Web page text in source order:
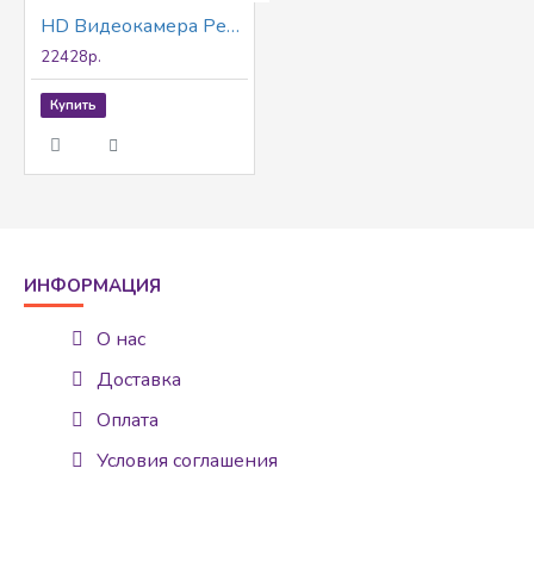
HD Видеокамера Релион Exd-А-50-AHD5Мп3.6mm
22428р.
Купить
ИНФОРМАЦИЯ
О нас
Доставка
Оплата
Условия соглашения